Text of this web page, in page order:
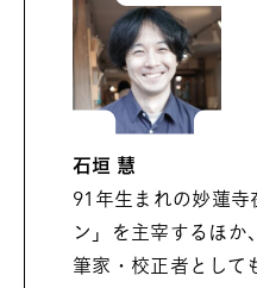
石垣 慧
91年生まれの妙蓮寺
ン」を主宰するほか
筆家・校正者として